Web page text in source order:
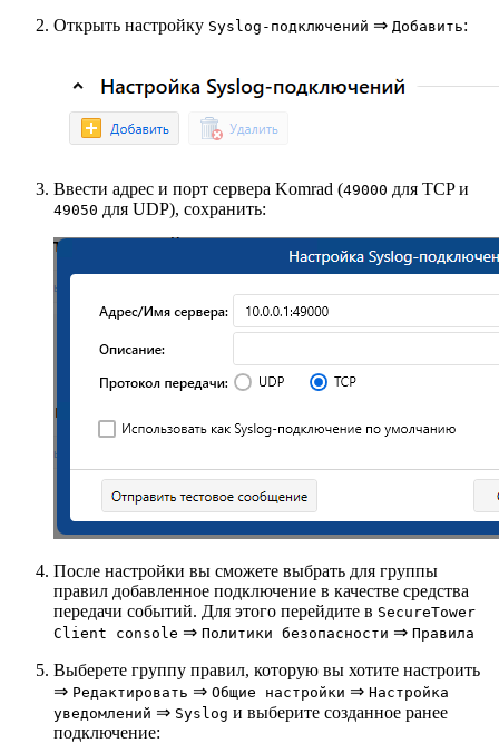
Открыть настройку Syslog-подключений ⇒ Добавить:
Ввести адрес и порт сервера Komrad (49000 для TCP и
49050 для UDP), сохранить:
После настройки вы сможете выбрать для группы
правил добавленное подключение в качестве средства
передачи событий. Для этого перейдите в SecureTower
Client console ⇒ Политики безопасности ⇒ Правила
Выберете группу правил, которую вы хотите настроить
⇒ Редактировать ⇒ Общие настройки ⇒ Настройка
уведомлений ⇒ Syslog и выберите созданное ранее
подключение: